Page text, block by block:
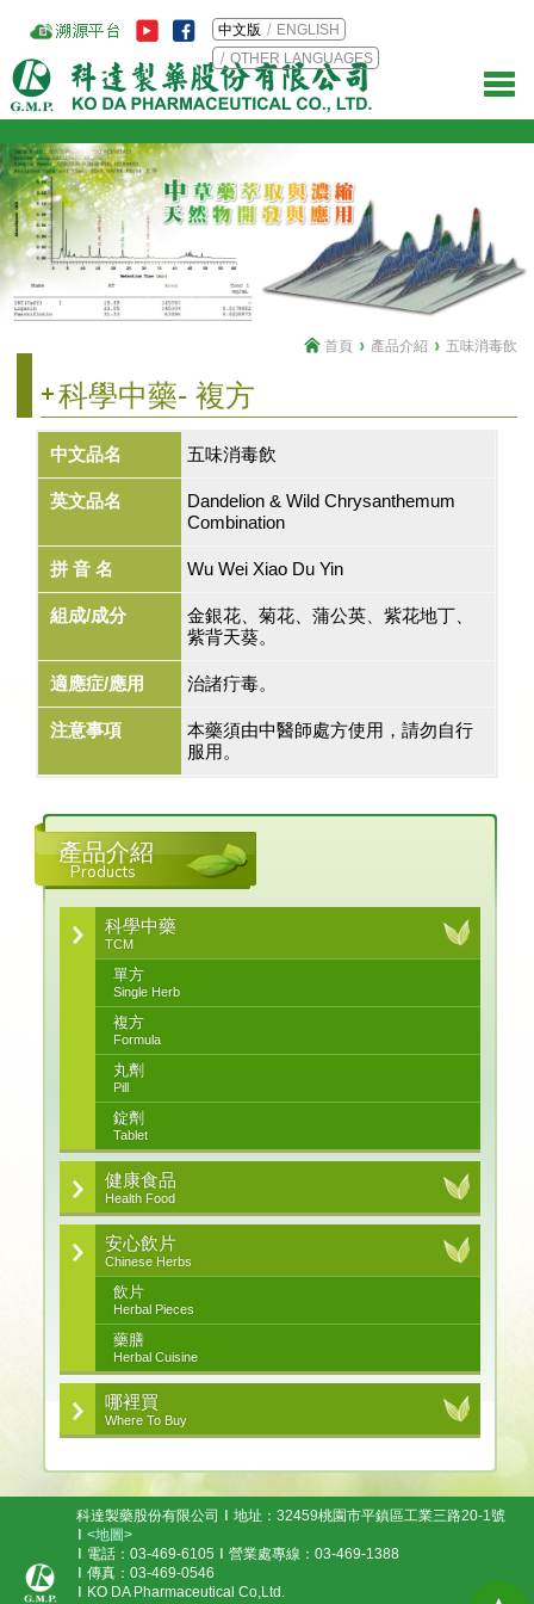
中文版
ENGLISH
OTHER LANGUAGES
科學中藥- 複方
首頁 產品介紹 五味消毒飲
中文品名 五味消毒飲
英文品名
Dandelion & Wild Chrysanthemum
Combination
拼 音 名 Wu Wei Xiao Du Yin
組成/成分
金銀花、菊花、蒲公英、紫花地丁、
紫背天葵。
適應症/應用 治諸疔毒。
注意事項
本藥須由中醫師處方使用，請勿自行
服用。
產品介紹
Products
科學中藥
TCM
單方
Single Herb
複方
Formula
丸劑
Pill
錠劑
Tablet
健康食品
Health Food
安心飲片
Chinese Herbs
飲片
Herbal Pieces
藥膳
Herbal Cuisine
哪裡買
Where To Buy
科達製藥股份有限公司
地址：32459桃園市平鎮區工業三路20-1號
<地圖>
電話：03-469-6105
營業處專線：03-469-1388
傳真：03-469-0546
KO DA Pharmaceutical Co,Ltd.